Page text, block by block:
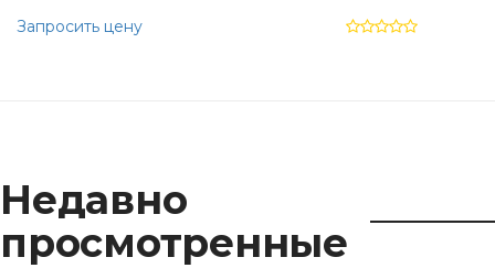
Запросить цену
Недавно
просмотренные